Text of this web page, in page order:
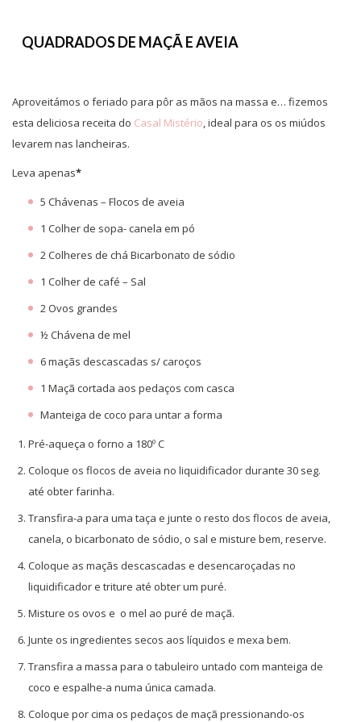
QUADRADOS DE MAÇÃ E AVEIA
Aproveitámos o feriado para pôr as mãos na massa e… fizemos
esta deliciosa receita do Casal Mistério , ideal para os os miúdos
levarem nas lancheiras.
Leva apenas*
5 Chávenas – Flocos de aveia
1 Colher de sopa- canela em pó
2 Colheres de chá Bicarbonato de sódio
1 Colher de café – Sal
2 Ovos grandes
½ Chávena de mel
6 maçãs descascadas s/ caroços
1 Maçã cortada aos pedaços com casca
Manteiga de coco para untar a forma
Pré-aqueça o forno a 180º C
Coloque os flocos de aveia no liquidificador durante 30 seg.
até obter farinha.
Transfira-a para uma taça e junte o resto dos flocos de aveia,
canela, o bicarbonato de sódio, o sal e misture bem, reserve.
Coloque as maçãs descascadas e desencaroçadas no
liquidificador e triture até obter um puré.
Misture os ovos e o mel ao puré de maçã.
Junte os ingredientes secos aos líquidos e mexa bem.
Transfira a massa para o tabuleiro untado com manteiga de
coco e espalhe-a numa única camada.
Coloque por cima os pedaços de maçã pressionando-os